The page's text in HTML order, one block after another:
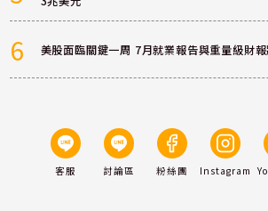
6 美股面臨關鍵一周 7月就業報告與重量級財
客服 討論區 粉絲團 Instagram